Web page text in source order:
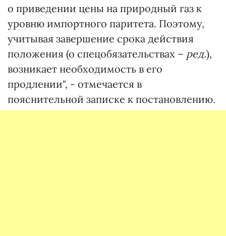
о приведении цены на природный газ к
уровню импортного паритета. Поэтому,
учитывая завершение срока действия
положения (о спецобязательствах – ред.),
возникает необходимость в его
продлении", - отмечается в
пояснительной записке к постановлению.